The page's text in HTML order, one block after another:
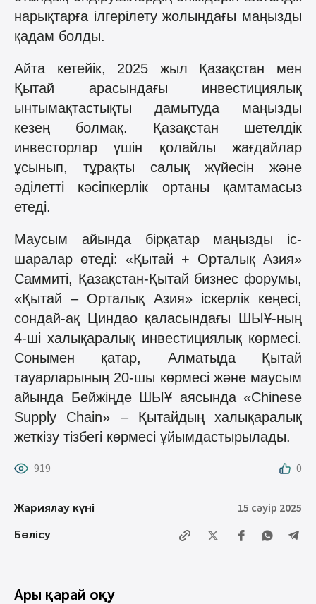
нарықтарға ілгерілету жолындағы маңызды
қадам болды.
Айта кетейік, 2025 жыл Қазақстан мен
Қытай арасындағы инвестициялық
ынтымақтастықты дамытуда маңызды
кезең болмақ. Қазақстан шетелдік
инвесторлар үшін қолайлы жағдайлар
ұсынып, тұрақты салық жүйесін және
әділетті кәсіпкерлік ортаны қамтамасыз
етеді.
Маусым айында бірқатар маңызды іс-
шаралар өтеді: «Қытай + Орталық Азия»
Саммиті, Қазақстан-Қытай бизнес форумы,
«Қытай – Орталық Азия» іскерлік кеңесі,
сондай-ақ Циндао қаласындағы ШЫҰ-ның
4-ші халықаралық инвестициялық көрмесі.
Сонымен қатар, Алматыда Қытай
тауарларының 20-шы көрмесі және маусым
айында Бейжіңде ШЫҰ аясында «Chinese
Supply Chain» – Қытайдың халықаралық
жеткізу тізбегі көрмесі ұйымдастырылады.
919 0
Жариялау күні 15 сәуір 2025
Бөлісу
Ары қарай оқу